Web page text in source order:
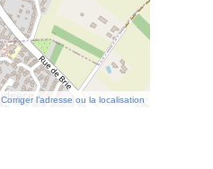
Corriger l’adresse ou la localisation